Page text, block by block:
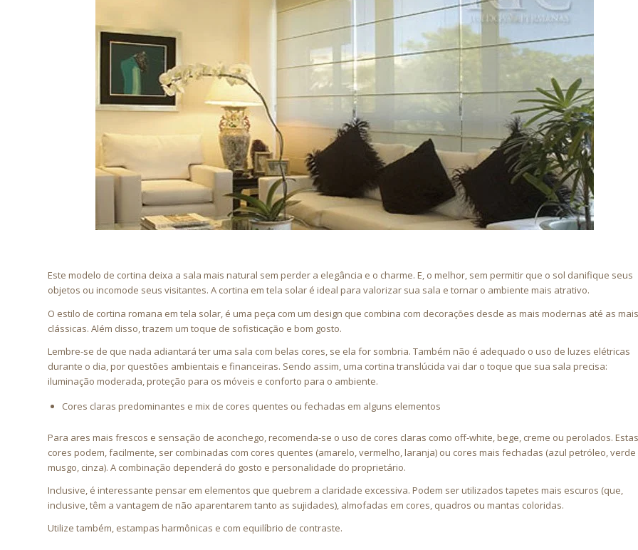
Este modelo de cortina deixa a sala mais natural sem perder a elegância e o charme. E, o melhor, sem permitir que o sol danifique seus
objetos ou incomode seus visitantes. A cortina em tela solar é ideal para valorizar sua sala e tornar o ambiente mais atrativo.
O estilo de cortina romana em tela solar, é uma peça com um design que combina com decorações desde as mais modernas até as mais
clássicas. Além disso, trazem um toque de sofisticação e bom gosto.
Lembre-se de que nada adiantará ter uma sala com belas cores, se ela for sombria. Também não é adequado o uso de luzes elétricas
durante o dia, por questões ambientais e financeiras. Sendo assim, uma cortina translúcida vai dar o toque que sua sala precisa:
iluminação moderada, proteção para os móveis e conforto para o ambiente.
Cores claras predominantes e mix de cores quentes ou fechadas em alguns elementos
Para ares mais frescos e sensação de aconchego, recomenda-se o uso de cores claras como off-white, bege, creme ou perolados. Estas
cores podem, facilmente, ser combinadas com cores quentes (amarelo, vermelho, laranja) ou cores mais fechadas (azul petróleo, verde
musgo, cinza). A combinação dependerá do gosto e personalidade do proprietário.
Inclusive, é interessante pensar em elementos que quebrem a claridade excessiva. Podem ser utilizados tapetes mais escuros (que,
inclusive, têm a vantagem de não aparentarem tanto as sujidades), almofadas em cores, quadros ou mantas coloridas.
Utilize também, estampas harmônicas e com equilíbrio de contraste.